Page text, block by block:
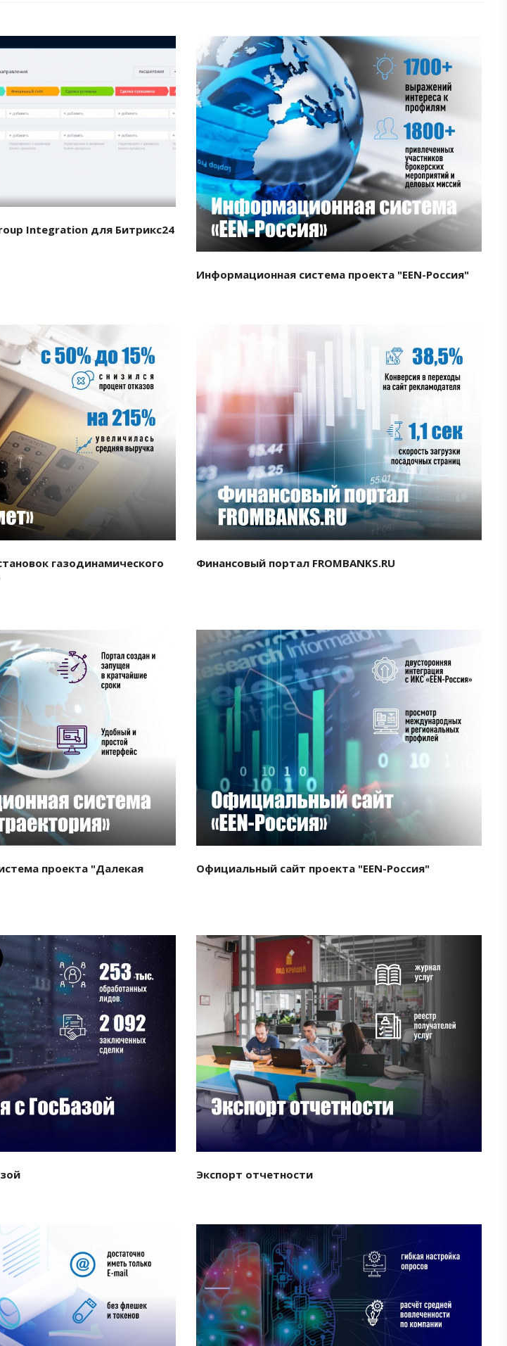
Integration для Битрикс24
Смотреть проект
Информационная система проекта "EEN-Россия"
проект
газодинамического
Смотреть проект
Финансовый портал FROMBANKS.RU
проект
проекта "Далекая
Смотреть проект
Официальный сайт проекта "EEN-Россия"
проект Смотреть проект
Экспорт отчетности
проект Смотреть проект